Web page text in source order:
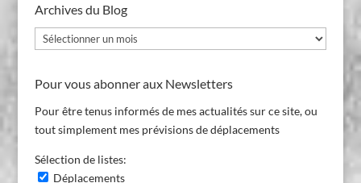
Archives du Blog
Archives
du
Pour vous abonner aux Newsletters
Pour être tenus informés de mes actualités sur ce site, ou
tout simplement mes prévisions de déplacements
Sélection de listes:
Déplacements